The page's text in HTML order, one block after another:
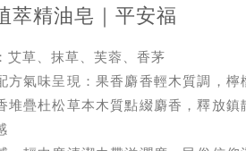
萃精油皂｜平安福
艾草、抹草、芙蓉、香茅
方氣味呈現：果香麝香輕木質調，檸
堆疊杜松草本木質點綴麝香，釋放鎮